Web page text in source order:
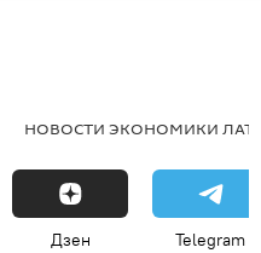
НОВОСТИ ЭКОНОМИКИ
Дзен Telegram